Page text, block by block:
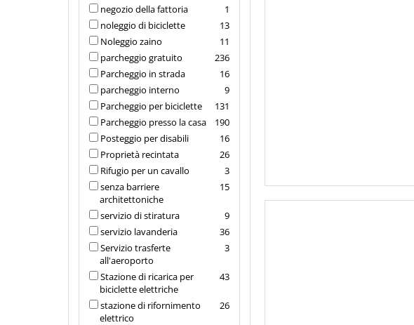
1
negozio della fattoria
13
noleggio di biciclette
11
Noleggio zaino
236
parcheggio gratuito
16
Parcheggio in strada
9
parcheggio interno
131
Parcheggio per biciclette
190
Parcheggio presso la casa
16
Posteggio per disabili
26
Proprietà recintata
3
Rifugio per un cavallo
15
senza barriere
architettoniche
9
servizio di stiratura
36
servizio lavanderia
3
Servizio trasferte
all'aeroporto
43
Stazione di ricarica per
biciclette elettriche
26
stazione di rifornimento
elettrico